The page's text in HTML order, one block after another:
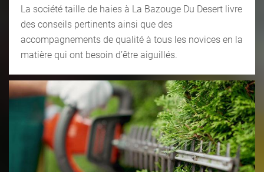
La société taille de haies à La Bazouge Du Desert livre
des conseils pertinents ainsi que des
accompagnements de qualité à tous les novices en la
matière qui ont besoin d’être aiguillés.